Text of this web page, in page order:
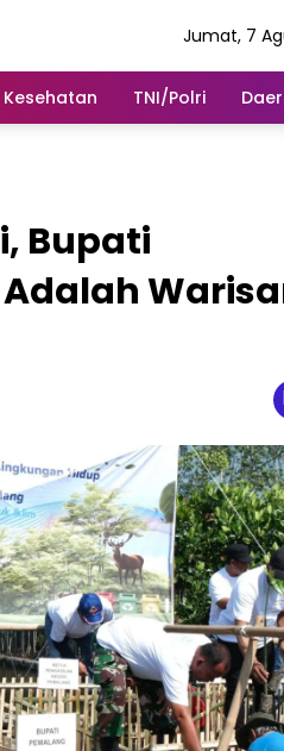
Jumat, 7
Kesehatan TNI/Polri
Bupati